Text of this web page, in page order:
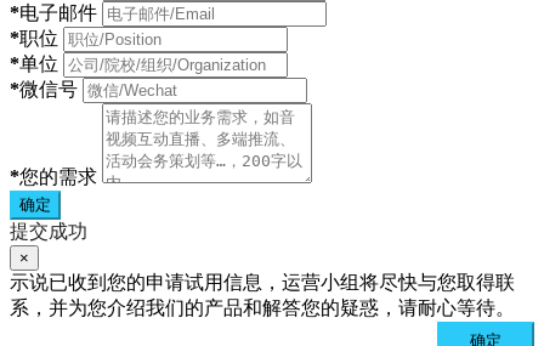
*电子邮件
*职位
*单位
*微信号
*您的需求
确定
提交成功
×
示说已收到您的申请试用信息，运营小组将尽快与您取得联
系，并为您介绍我们的产品和解答您的疑惑，请耐心等待。
确定